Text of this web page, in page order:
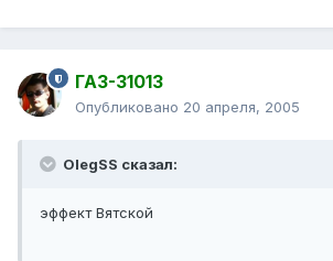
ГАЗ-31013
Опубликовано 20 апреля, 2005
OlegSS сказал:
эффект Вятской